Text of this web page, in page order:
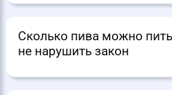
Сколько пива можно
не нарушить закон